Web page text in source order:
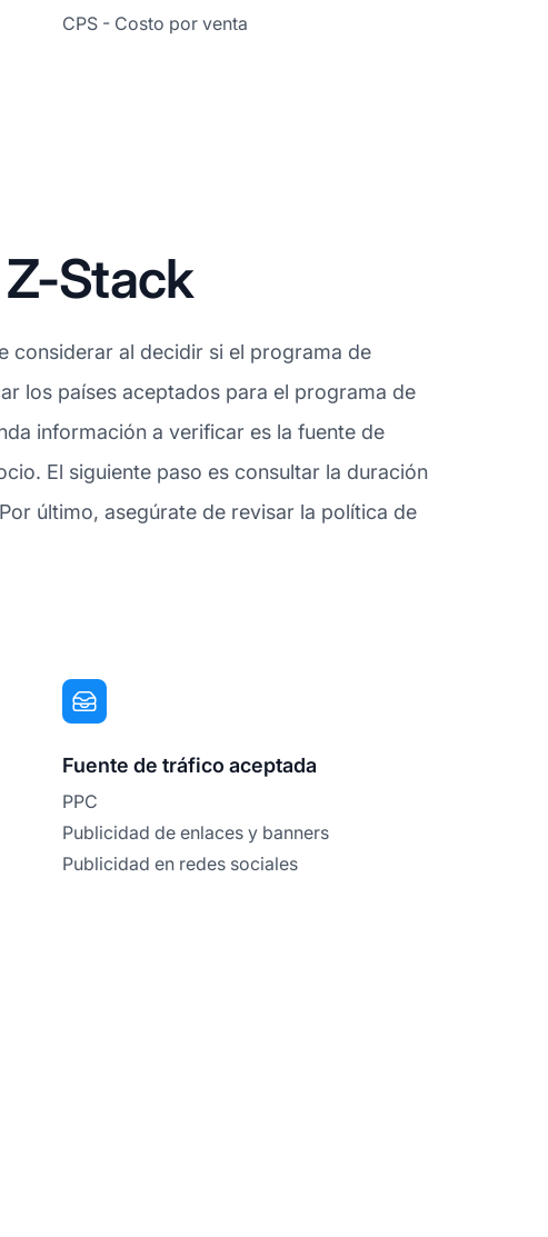
CPS - Costo por venta
Stack
considerar al decidir si el programa de
los países aceptados para el programa de
información a verificar es la fuente de
El siguiente paso es consultar la duración
último, asegúrate de revisar la política de
Fuente de tráfico aceptada
PPC
Publicidad de enlaces y banners
Publicidad en redes sociales